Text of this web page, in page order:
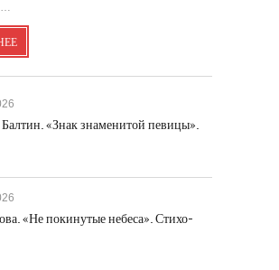
«Знак знаменитой певицы».
«Не покинутые небеса». Стихо-